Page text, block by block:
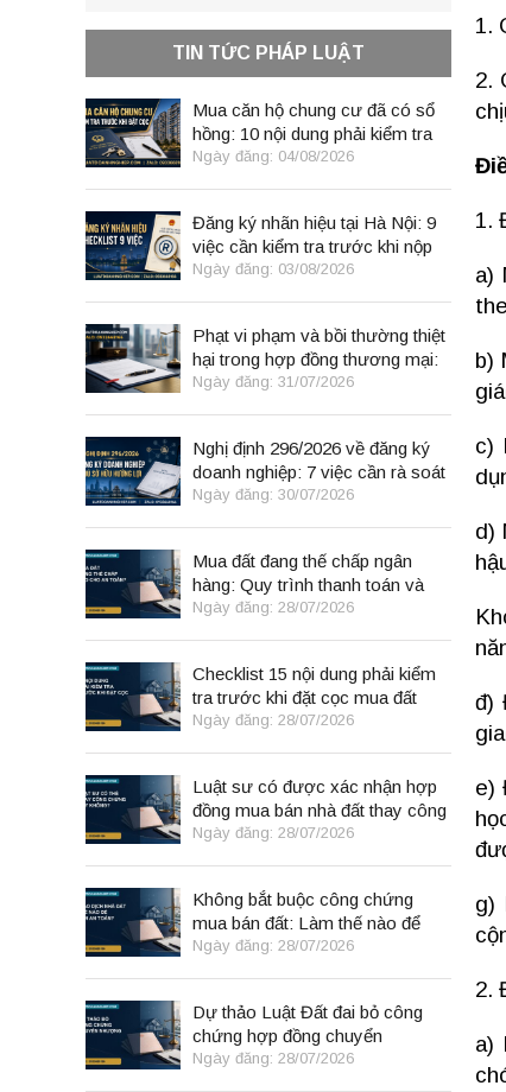
1.
2.
1.
a)
b)
c)
d)
đ)
e)
g)
2.
a)
TIN TỨC PHÁP LUẬT
Mua căn hộ chung cư đã có sổ
hồng: 10 nội dung phải kiểm tra
trước khi đặt cọc
Ngày đăng: 04/08/2026
Đăng ký nhãn hiệu tại Hà Nội: 9
việc cần kiểm tra trước khi nộp
đơn
Ngày đăng: 03/08/2026
Phạt vi phạm và bồi thường thiệt
hại trong hợp đồng thương mại:
8 điểm cần kiểm tra
Ngày đăng: 31/07/2026
Nghị định 296/2026 về đăng ký
doanh nghiệp: 7 việc cần rà soát
Ngày đăng: 30/07/2026
Mua đất đang thế chấp ngân
hàng: Quy trình thanh toán và
giải chấp an toàn
Ngày đăng: 28/07/2026
Checklist 15 nội dung phải kiểm
tra trước khi đặt cọc mua đất
Ngày đăng: 28/07/2026
Luật sư có được xác nhận hợp
đồng mua bán nhà đất thay công
chứng viên không?
Ngày đăng: 28/07/2026
Không bắt buộc công chứng
mua bán đất: Làm thế nào để
giao dịch vẫn an toàn?
Ngày đăng: 28/07/2026
Dự thảo Luật Đất đai bỏ công
chứng hợp đồng chuyển
nhượng: Người mua nhà đất cần
Ngày đăng: 28/07/2026